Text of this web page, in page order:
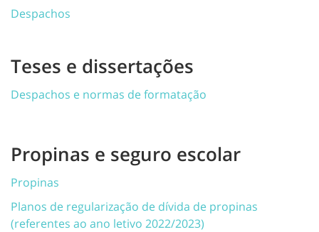
Despachos
Teses e dissertações
Despachos e normas de formatação
Propinas e seguro escolar
Propinas
Planos de regularização de dívida de propinas
(referentes ao ano letivo 2022/2023)